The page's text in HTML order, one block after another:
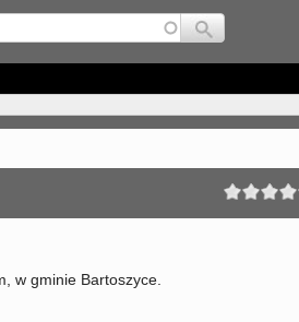
Jump to navigation
w gminie Bartoszyce.